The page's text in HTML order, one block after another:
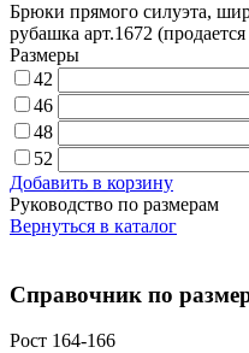
Брюки прямого силуэта,
рубашка арт.1672
Размеры
42
46
48
52
Добавить в корзину
Руководство по размерам
Вернуться в каталог
Справочник по
Рост 164-166